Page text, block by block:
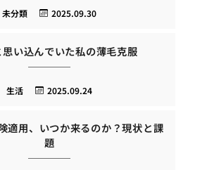
2025.09.30
未分類
思い込んでいた私の薄毛克服
2025.09.24
生活
適用、いつか来るのか？現状と課
題